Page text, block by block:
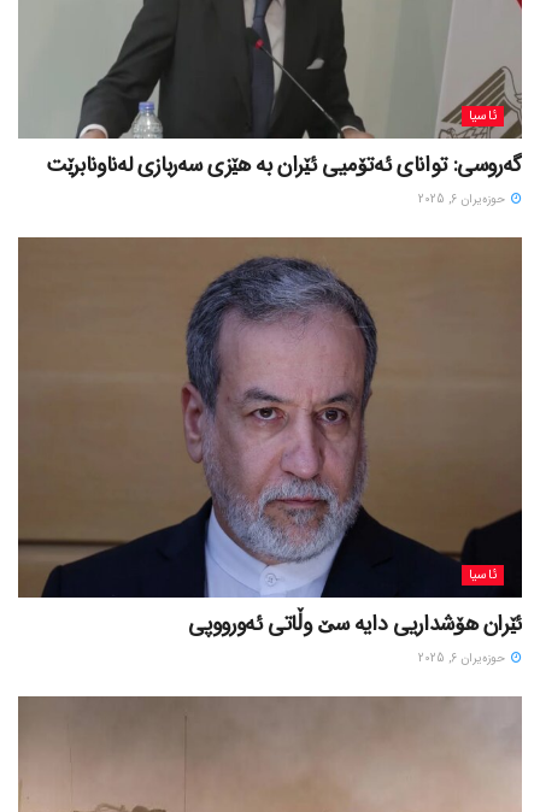
ئاسیا
گەروسی: توانای ئەتۆمیی ئێران بە هێزی سەربازی لەناونابرێت
حوزه‌یران 6, 2025
ئاسیا
ئێران هۆشداریی دایە سێ وڵاتی ئەورووپی
حوزه‌یران 6, 2025